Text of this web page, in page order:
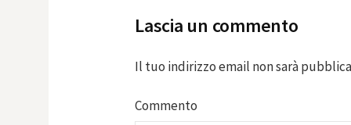
Lascia un commento
Il tuo indirizzo email non sarà
Commento